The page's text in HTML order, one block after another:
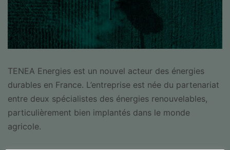
TENEA Energies est un nouvel acteur des énergies
durables en France. L’entreprise est née du partenariat
entre deux spécialistes des énergies renouvelables,
particulièrement bien implantés dans le monde
agricole.